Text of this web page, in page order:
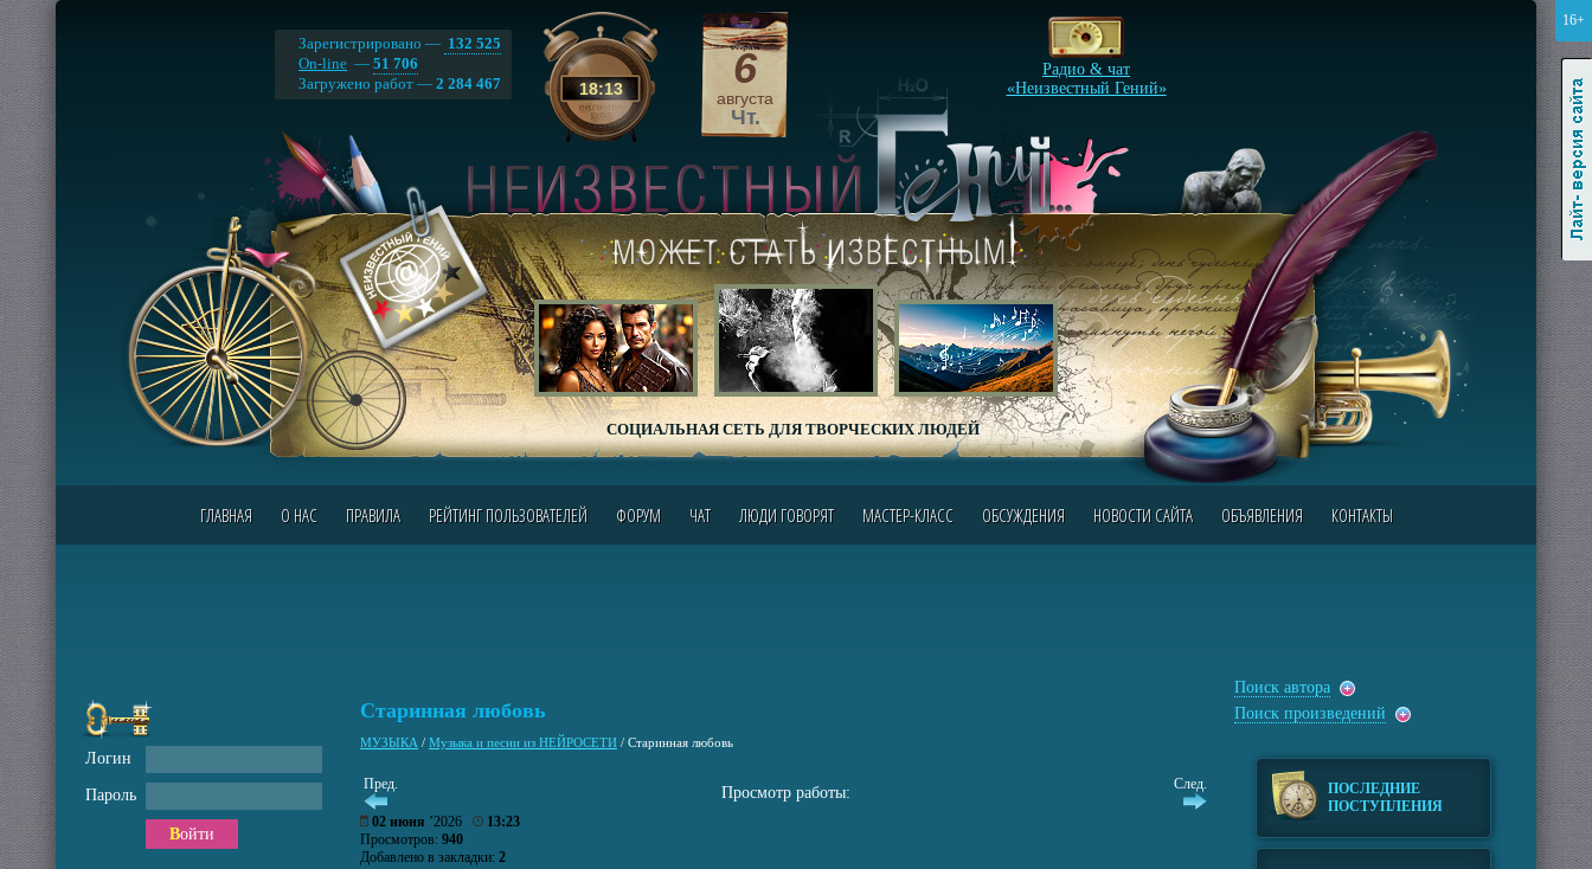
16+
18:13
Зарегистрировано — 132 525
On-line — 51 706
Загружено работ — 2 284 467 6
августа
Чт.
СОЦИАЛЬНАЯ СЕТЬ ДЛЯ ТВОРЧЕСКИХ ЛЮДЕЙ
Радио & чат
«Неизвестный Гений»
ГЛАВНАЯ О НАС ПРАВИЛА РЕЙТИНГ ПОЛЬЗОВАТЕЛЕЙ ФОРУМ ЧАТ ЛЮДИ ГОВОРЯТ МАСТЕР-КЛАСС ОБСУЖДЕНИЯ НОВОСТИ САЙТА ОБЪЯВЛЕНИЯ КОНТАКТЫ
Старинная любовь
МУЗЫКА / Музыка и песни из НЕЙРОСЕТИ / Старинная любовь
Пред. Просмотр работы: След.
02 июня ’2026
13:23
Просмотров: 940
Добавлено в закладки: 2
Логин
Пароль
Войти
Поиск автора
Поиск произведений
ПОСЛЕДНИЕ
ПОСТУПЛЕНИЯ